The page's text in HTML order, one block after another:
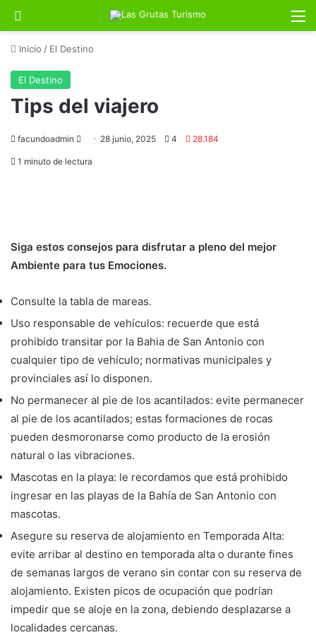
Inicio / El Destino
El Destino
Tips del viajero
facundoadmin
Send 28 junio, 2025 4 28.184
1 minuto de lectura
Siga estos consejos para disfrutar a pleno del mejor
Ambiente para tus Emociones.
Consulte la tabla de mareas.
Uso responsable de vehículos: recuerde que está
prohibido transitar por la Bahia de San Antonio con
cualquier tipo de vehículo; normativas municipales y
provinciales así lo disponen.
No permanecer al pie de los acantilados: evite permanecer
al pie de los acantilados; estas formaciones de rocas
pueden desmoronarse como producto de la erosión
natural o las vibraciones.
Mascotas en la playa: le recordamos que está prohibido
ingresar en las playas de la Bahía de San Antonio con
mascotas.
Asegure su reserva de alojamiento en Temporada Alta:
evite arribar al destino en temporada alta o durante fines
de semanas largos de verano sin contar con su reserva de
alojamiento. Existen picos de ocupación que podrían
impedir que se aloje en la zona, debiendo desplazarse a
localidades cercanas.